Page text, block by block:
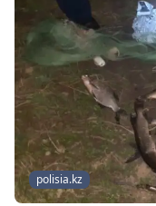
polisia.kz